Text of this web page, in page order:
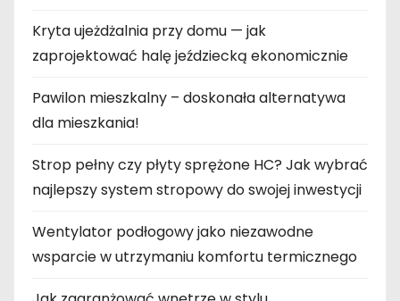
Kryta ujeżdżalnia przy domu — jak
zaprojektować halę jeździecką ekonomicznie
Pawilon mieszkalny – doskonała alternatywa
dla mieszkania!
Strop pełny czy płyty sprężone HC? Jak wybrać
najlepszy system stropowy do swojej inwestycji
Wentylator podłogowy jako niezawodne
wsparcie w utrzymaniu komfortu termicznego